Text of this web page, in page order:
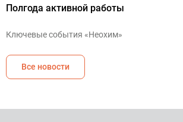
Полгода активной работы
Ключевые события «Неохим»
Все новости